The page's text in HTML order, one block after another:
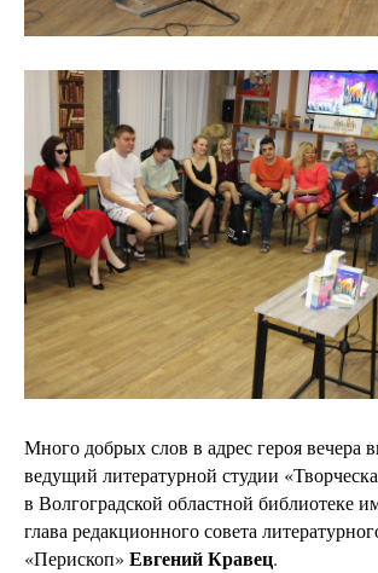
Много добрых слов в адрес героя вечера
ведущий литературной студии
в Волгоградской областной библиотеке
глава редакционного совета
«Перископ» Евгений Кравец.